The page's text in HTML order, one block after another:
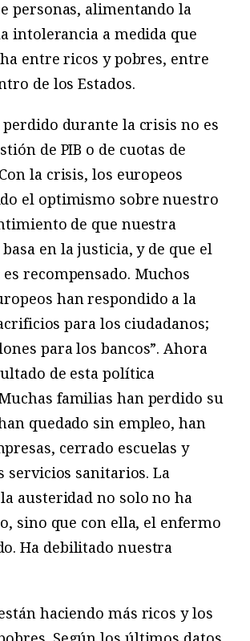
personas, alimentando la
intolerancia a medida que
entre ricos y pobres, entre
de los Estados.
perdido durante la crisis no es
de PIB o de cuotas de
la crisis, los europeos
el optimismo sobre nuestro
de que nuestra
en la justicia, y de que el
recompensado. Muchos
han respondido a la
para los ciudadanos;
para los bancos”. Ahora
de esta política
familias han perdido su
quedado sin empleo, han
cerrado escuelas y
servicios sanitarios. La
austeridad no solo no ha
sino que con ella, el enfermo
Ha debilitado nuestra
haciendo más ricos y los